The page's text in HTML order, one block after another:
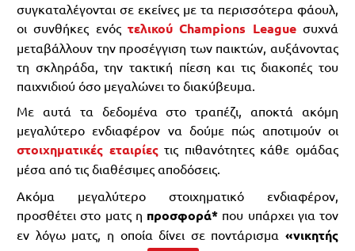
συγκαταλέγονται σε εκείνες με τα περισσότερα φάουλ,
οι συνθήκες ενός τελικού Champions Leagueσυχνά
μεταβάλλουν την προσέγγιση των παικτών, αυξάνοντας
τη σκληράδα, την τακτική πίεση και τις διακοπές του
παιχνιδιού όσο μεγαλώνει το διακύβευμα.
Με αυτά τα δεδομένα στο τραπέζι, αποκτά ακόμη
μεγαλύτερο ενδιαφέρον να δούμε πώς αποτιμούν οι
στοιχηματικές εταιρίες τις πιθανότητες κάθε ομάδας
μέσα από τις διαθέσιμες αποδόσεις.
Ακόμα μεγαλύτερο στοιχηματικό ενδιαφέρον,
προσθέτει στο ματς η προσφορά* που υπάρχει για τον
εν λόγω ματς, η οποία δίνει σε ποντάρισμα «νικητής